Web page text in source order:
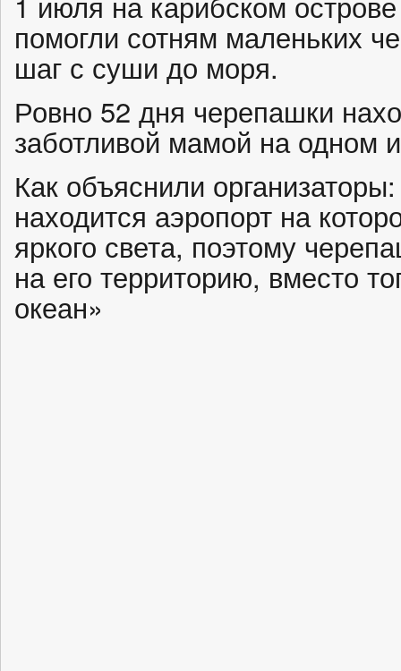
помогли сотням маленьких
шаг с суши до моря.
Ровно 52 дня черепашки
заботливой мамой на одном
Как объяснили
находится аэропорт на
яркого света, поэтому
на его территорию, вместо
океан»